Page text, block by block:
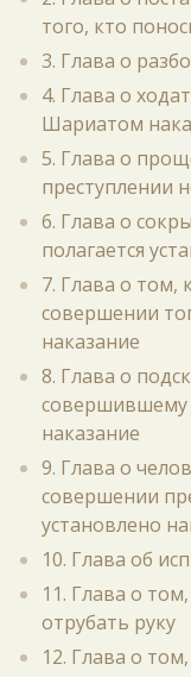
того, кто
3. Глава о
4. Глава о
Шариатом
5. Глава о
преступлении
6. Глава о
полагается
7. Глава о том,
совершении
наказание
8. Глава о
совершившему
наказание
9. Глава о
совершении
установлено
10. Глава об
11. Глава о
отрубать руку
12. Глава о